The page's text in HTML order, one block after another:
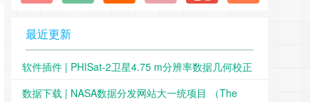
最近更新
软件插件 | PHISat-2卫星4.75 m分辨率数据几何校正
数据下载 | NASA数据分发网站大一统项目 （The